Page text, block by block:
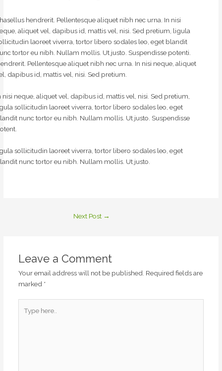
hendrerit. Pellentesque aliquet nibh nec urna. In nisi
aliquet vel, dapibus id, mattis vel, nisi. Sed pretium, ligula
laoreet viverra, tortor libero sodales leo, eget blandit
tortor eu nibh. Nullam mollis. Ut justo. Suspendisse potenti.
Pellentesque aliquet nibh nec urna. In nisi neque, aliquet
dapibus id, mattis vel, nisi. Sed pretium.
nisi neque, aliquet vel, dapibus id, mattis vel, nisi. Sed pretium,
sollicitudin laoreet viverra, tortor libero sodales leo, eget
nunc tortor eu nibh. Nullam mollis. Ut justo. Suspendisse
sollicitudin laoreet viverra, tortor libero sodales leo, eget
nunc tortor eu nibh. Nullam mollis. Ut justo.
Next Post →
Leave a Comment
Your email address will not be published. Required fields are
marked *
here..